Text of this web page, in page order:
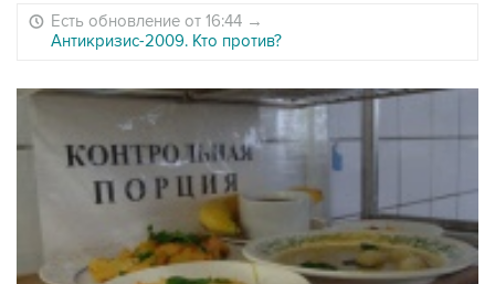
Есть обновление от 16:44 →
Антикризис-2009. Кто против?